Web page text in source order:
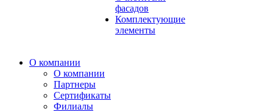
фасадов
Комплектующие
элементы
О компании
О компании
Партнеры
Сертификаты
Филиалы